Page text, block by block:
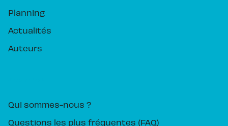
Planning
Actualités
Auteurs
Qui sommes-nous ?
Questions les plus fréquentes (FAQ)